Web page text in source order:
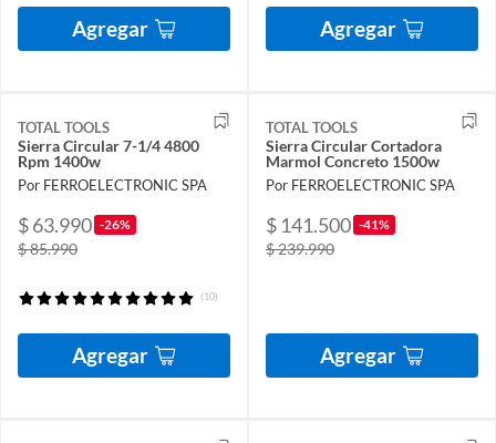
Agregar Agregar
TOTAL TOOLS
Sierra Circular 7-1/4 4800
Rpm 1400w
Por FERROELECTRONIC SPA
$ 63.990 -26%
$ 85.990
(10)
Agregar
TOTAL TOOLS
Sierra Circular Cortadora
Marmol Concreto 1500w
Por FERROELECTRONIC SPA
$ 141.500 -41%
$ 239.990
Agregar